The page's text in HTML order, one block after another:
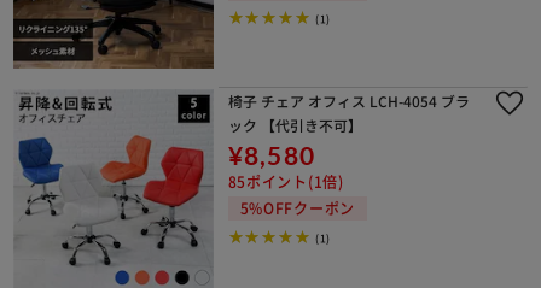
(1)
椅子 チェア オフィス LCH-4054 ブラ
ック 【代引き不可】
¥8,580
85ポイント(1倍)
5%OFFクーポン
(1)